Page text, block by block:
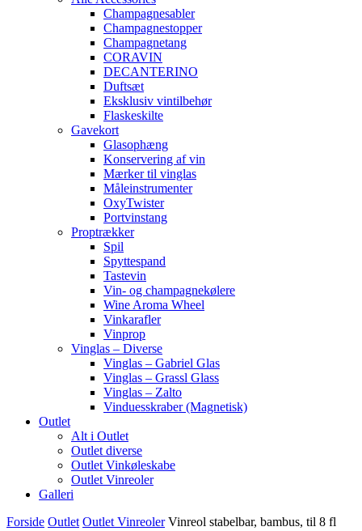
Champagnesabler
Champagnestopper
Champagnetang
CORAVIN
DECANTERINO
Duftsæt
Eksklusiv vintilbehør
Flaskeskilte
Gavekort
Glasophæng
Konservering af vin
Mærker til vinglas
Måleinstrumenter
OxyTwister
Portvinstang
Proptrækker
Spil
Spyttespand
Tastevin
Vin- og champagnekølere
Wine Aroma Wheel
Vinkarafler
Vinprop
Vinglas – Diverse
Vinglas – Gabriel Glas
Vinglas – Grassl Glass
Vinglas – Zalto
Vinduesskraber (Magnetisk)
Outlet
Alt i Outlet
Outlet diverse
Outlet Vinkøleskabe
Outlet Vinreoler
Galleri
Forside Outlet Outlet Vinreoler Vinreol stabelbar, bambus, til 8 fl